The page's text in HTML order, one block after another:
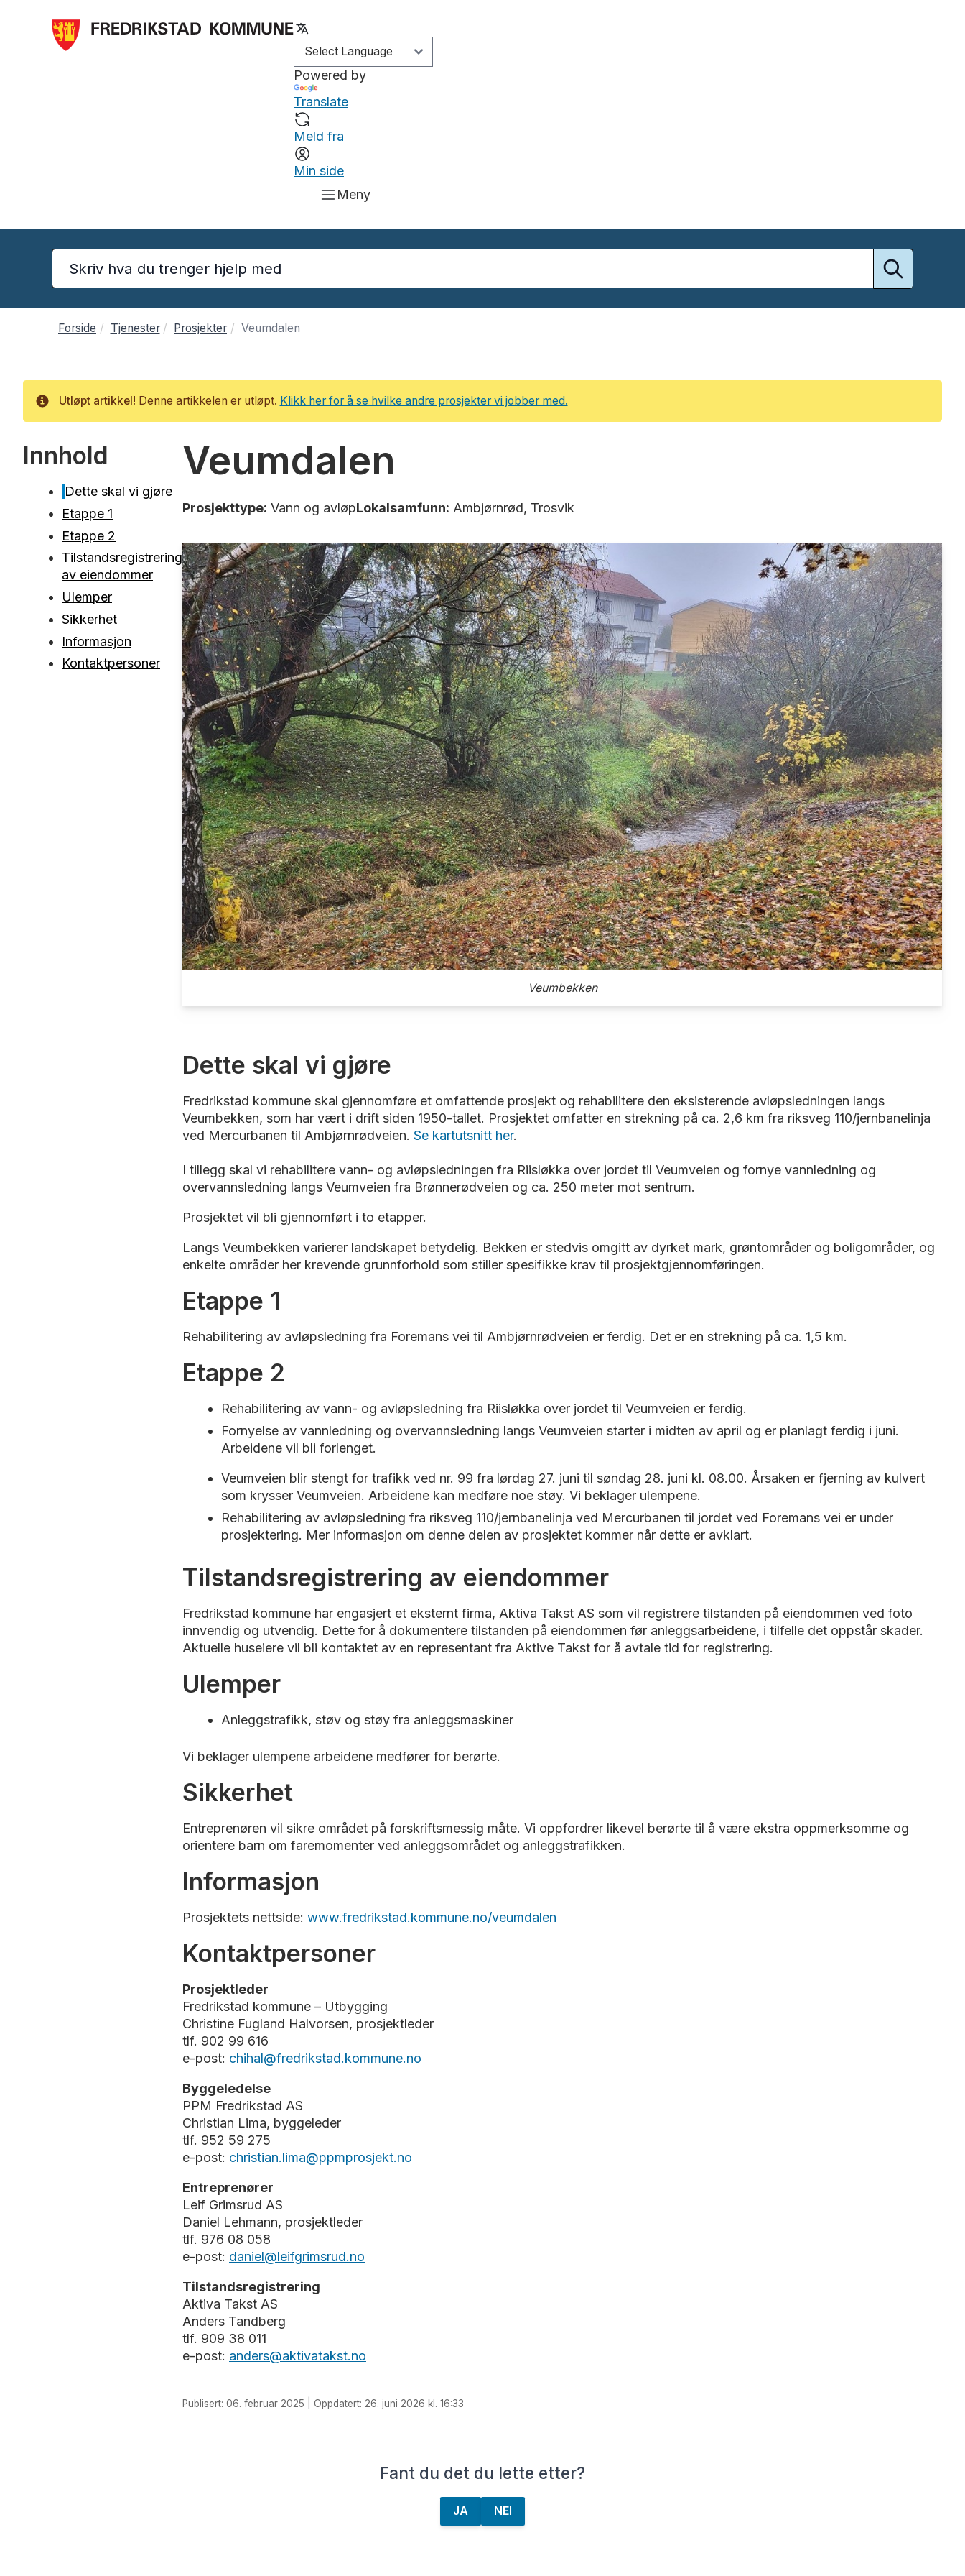
Powered by
Translate
Meld fra
Min side
Meny
Forside Tjenester Prosjekter Veumdalen
Info Utløpt artikkel! Denne artikkelen er utløpt. Klikk her for å se hvilke andre prosjekter vi jobber med.
Innhold
Dette skal vi gjøre
Etappe 1
Etappe 2
Tilstandsregistrering
av eiendommer
Ulemper
Sikkerhet
Informasjon
Kontaktpersoner
Veumdalen
Prosjekttype: Vann og avløpLokalsamfunn: Ambjørnrød, Trosvik
Veumbekken
Dette skal vi gjøre
Fredrikstad kommune skal gjennomføre et omfattende prosjekt og rehabilitere den eksisterende avløpsledningen langs
Veumbekken, som har vært i drift siden 1950-tallet. Prosjektet omfatter en strekning på ca. 2,6 km fra riksveg 110/jernbanelinja
ved Mercurbanen til Ambjørnrødveien. Se kartutsnitt her.
I tillegg skal vi rehabilitere vann- og avløpsledningen fra Riisløkka over jordet til Veumveien og fornye vannledning og
overvannsledning langs Veumveien fra Brønnerødveien og ca. 250 meter mot sentrum.
Prosjektet vil bli gjennomført i to etapper.
Langs Veumbekken varierer landskapet betydelig. Bekken er stedvis omgitt av dyrket mark, grøntområder og boligområder, og
enkelte områder her krevende grunnforhold som stiller spesifikke krav til prosjektgjennomføringen.
Etappe 1
Rehabilitering av avløpsledning fra Foremans vei til Ambjørnrødveien er ferdig. Det er en strekning på ca. 1,5 km.
Etappe 2
Rehabilitering av vann- og avløpsledning fra Riisløkka over jordet til Veumveien er ferdig.
Fornyelse av vannledning og overvannsledning langs Veumveien starter i midten av april og er planlagt ferdig i juni.
Arbeidene vil bli forlenget.
Veumveien blir stengt for trafikk ved nr. 99 fra lørdag 27. juni til søndag 28. juni kl. 08.00. Årsaken er fjerning av kulvert
som krysser Veumveien. Arbeidene kan medføre noe støy. Vi beklager ulempene.
Rehabilitering av avløpsledning fra riksveg 110/jernbanelinja ved Mercurbanen til jordet ved Foremans vei er under
prosjektering. Mer informasjon om denne delen av prosjektet kommer når dette er avklart.
Tilstandsregistrering av eiendommer
Fredrikstad kommune har engasjert et eksternt firma, Aktiva Takst AS som vil registrere tilstanden på eiendommen ved foto
innvendig og utvendig. Dette for å dokumentere tilstanden på eiendommen før anleggsarbeidene, i tilfelle det oppstår skader.
Aktuelle huseiere vil bli kontaktet av en representant fra Aktive Takst for å avtale tid for registrering.
Ulemper
Anleggstrafikk, støv og støy fra anleggsmaskiner
Vi beklager ulempene arbeidene medfører for berørte.
Sikkerhet
Entreprenøren vil sikre området på forskriftsmessig måte. Vi oppfordrer likevel berørte til å være ekstra oppmerksomme og
orientere barn om faremomenter ved anleggsområdet og anleggstrafikken.
Informasjon
Prosjektets nettside: www.fredrikstad.kommune.no/veumdalen
Kontaktpersoner
Prosjektleder
Fredrikstad kommune – Utbygging
Christine Fugland Halvorsen, prosjektleder
tlf. 902 99 616
e-post: chihal@fredrikstad.kommune.no
Byggeledelse
PPM Fredrikstad AS
Christian Lima, byggeleder
tlf. 952 59 275
e-post: christian.lima@ppmprosjekt.no
Entreprenører
Leif Grimsrud AS
Daniel Lehmann, prosjektleder
tlf. 976 08 058
e-post: daniel@leifgrimsrud.no
Tilstandsregistrering
Aktiva Takst AS
Anders Tandberg
tlf. 909 38 011
e-post: anders@aktivatakst.no
Publisert: 06. februar 2025 | Oppdatert: 26. juni 2026 kl. 16:33
Fant du det du lette etter?
JA NEI